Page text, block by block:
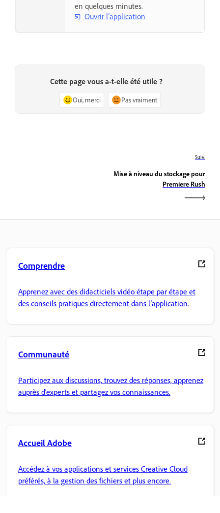
en quelques minutes.
Ouvrir l’application
Cette page vous a-t-elle été utile ?
Oui, merci Pas vraiment
Suiv.
Mise à niveau du stockage pour
Premiere Rush
Comprendre
Apprenez avec des didacticiels vidéo étape par étape et
des conseils pratiques directement dans l’application.
Communauté
Participez aux discussions, trouvez des réponses, apprenez
auprès d'experts et partagez vos connaissances.
Accueil Adobe
Accédez à vos applications et services Creative Cloud
préférés, à la gestion des fichiers et plus encore.